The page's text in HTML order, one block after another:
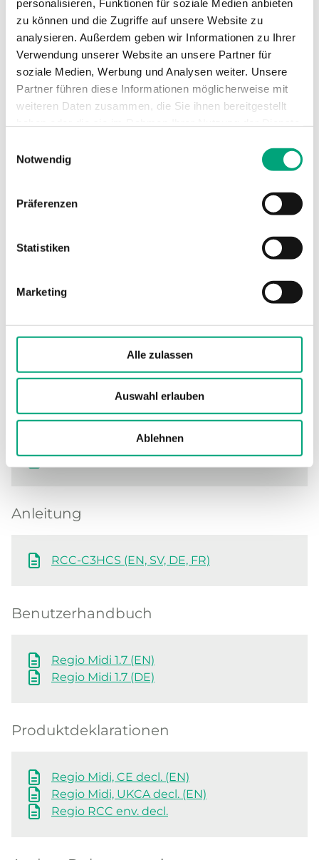
personalisieren, Funktionen für soziale Medien anbieten
zu können und die Zugriffe auf unsere Website zu
analysieren. Außerdem geben wir Informationen zu Ihrer
Verwendung unserer Website an unsere Partner für
soziale Medien, Werbung und Analysen weiter. Unsere
Partner führen diese Informationen möglicherweise mit
weiteren Daten zusammen, die Sie ihnen bereitgestellt
Notwendig
Präferenzen
Statistiken
Marketing
Alle zulassen
Auswahl erlauben
Ablehnen
(CI)
for
condensation
detector KG-
A/1
Universalausgänge (UO)
DO 24 V AC/1A,
AO 0...10 V/5mA
Temperatur 1
Material, Gehäuse
Polycarbonate,
Software und Dokumentation
RCC-C3HCS (DE)
RCC-C3HCS (EN)
Anleitung
RCC-C3HCS (EN, SV, DE, FR)
Benutzerhandbuch
Regio Midi 1.7 (EN)
Regio Midi 1.7 (DE)
Produktdeklarationen
Regio Midi, CE decl. (EN)
Regio Midi, UKCA decl. (EN)
Regio RCC env. decl.